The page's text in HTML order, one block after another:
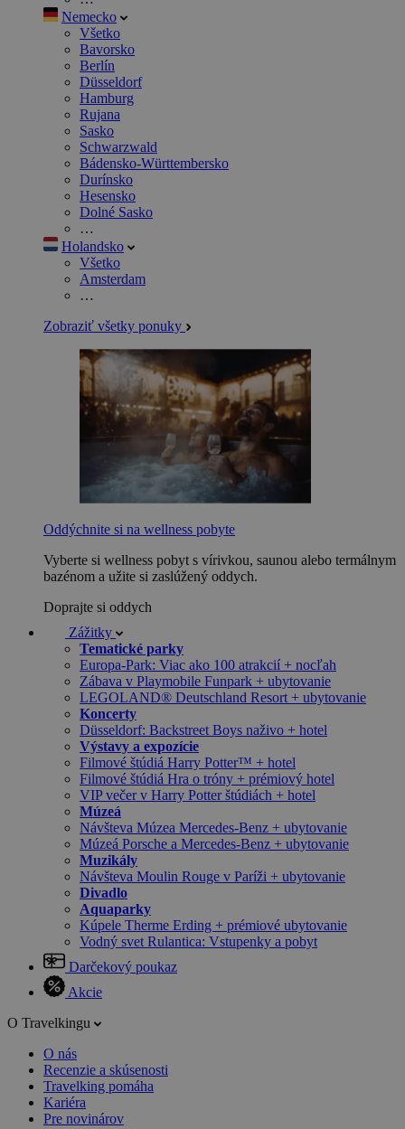
Nemecko
Všetko
Bavorsko
Berlín
Düsseldorf
Hamburg
Rujana
Sasko
Schwarzwald
Bádensko-Württembersko
Durínsko
Hesensko
Dolné Sasko
…
Holandsko
Všetko
Amsterdam
…
Zobraziť všetky ponuky
Oddýchnite si na wellness pobyte
Vyberte si wellness pobyt s vírivkou, saunou alebo termálnym
bazénom a užite si zaslúžený oddych.
Doprajte si oddych
Zážitky
Tematické parky
Europa-Park: Viac ako 100 atrakcií + nocľah
Zábava v Playmobile Funpark + ubytovanie
LEGOLAND® Deutschland Resort + ubytovanie
Koncerty
Düsseldorf: Backstreet Boys naživo + hotel
Výstavy a expozície
Filmové štúdiá Harry Potter™ + hotel
Filmové štúdiá Hra o tróny + prémiový hotel
VIP večer v Harry Potter štúdiách + hotel
Múzeá
Návšteva Múzea Mercedes-Benz + ubytovanie
Múzeá Porsche a Mercedes-Benz + ubytovanie
Muzikály
Návšteva Moulin Rouge v Paríži + ubytovanie
Divadlo
Aquaparky
Kúpele Therme Erding + prémiové ubytovanie
Vodný svet Rulantica: Vstupenky a pobyt
Darčekový poukaz
Akcie
O Travelkingu
O nás
Recenzie a skúsenosti
Travelking pomáha
Kariéra
Pre novinárov